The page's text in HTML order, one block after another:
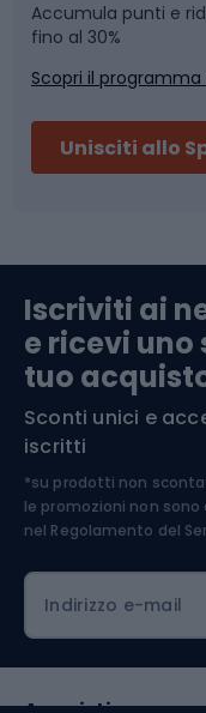
Skitouring
Abbigliamento
Pattinaggio
Componenti
Arrampicata
Medicina dello
Abbigliamento
Accumula punti e
fino al 30%
Scopri il
Unisciti allo
Iscriviti ai
e ricevi uno
tuo
Sconti unici e
iscritti
*su prodotti non
le promozioni non
nel Regolamento del
Indirizzo e-mail